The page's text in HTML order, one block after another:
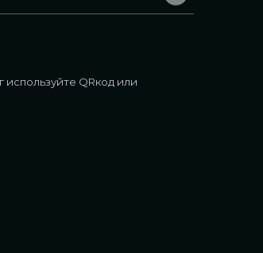
используйте QRкод или